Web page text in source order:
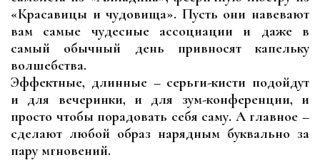
«Красавицы и чудовища». Пусть они навевают
вам самые чудесные ассоциации и даже в
самый обычный день привносят капельку
волшебства.
Эффектные, длинные – серьги-кисти подойдут
и для вечеринки, и для зум-конференции, и
просто чтобы порадовать себя саму. А главное –
сделают любой образ нарядным буквально за
пару мгновений.